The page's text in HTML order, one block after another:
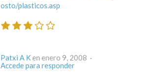
osto/plasticos.asp
Patxi A K
en enero 9, 2008 ·
Accede para responder